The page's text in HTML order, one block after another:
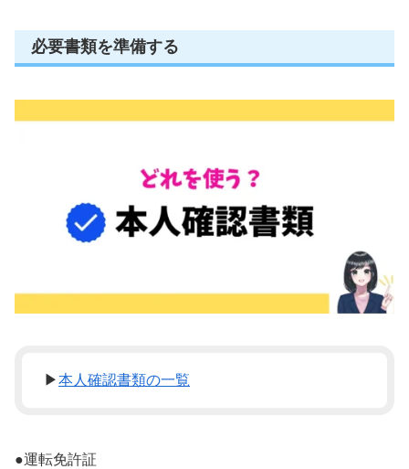
必要書類を準備する
▶本人確認書類の一覧
●運転免許証